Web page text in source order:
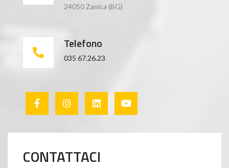
24050 Zanica (BG)
Telefono
035 67.26.23
CONTATTACI